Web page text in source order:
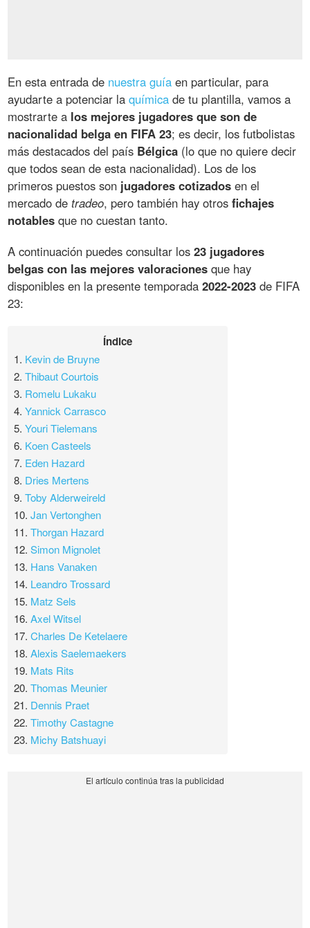
En esta entrada de nuestra guía en particular, para
ayudarte a potenciar laquímica de tu plantilla, vamos a
mostrarte a los mejores jugadores que son de
nacionalidad belga en FIFA 23; es decir, los futbolistas
más destacados del país Bélgica (lo que no quiere decir
que todos sean de esta nacionalidad). Los de los
primeros puestos son jugadores cotizados en el
mercado detradeo, pero también hay otrosfichajes
notables que no cuestan tanto.
A continuación puedes consultar los23 jugadores
belgas con las mejores valoraciones que hay
disponibles en la presente temporada2022-2023 de FIFA
23:
Índice
1. Kevin de Bruyne
2.Thibaut Courtois
3. Romelu Lukaku
4.Yannick Carrasco
5.Youri Tielemans
6. Koen Casteels
7. Eden Hazard
8. Dries Mertens
9.Toby Alderweireld
10.Jan Vertonghen
11.Thorgan Hazard
12.Simon Mignolet
13. Hans Vanaken
14. Leandro Trossard
15. Matz Sels
16.Axel Witsel
17.Charles De Ketelaere
18.Alexis Saelemaekers
19. Mats Rits
20.Thomas Meunier
21. Dennis Praet
22.Timothy Castagne
23. Michy Batshuayi